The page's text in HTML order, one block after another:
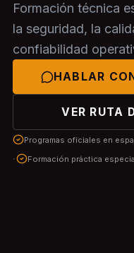
Formación técnica
la seguridad, la
confiabilidad
HABLAR
VER RUTA
Programas oficiales en
· Formación práctica